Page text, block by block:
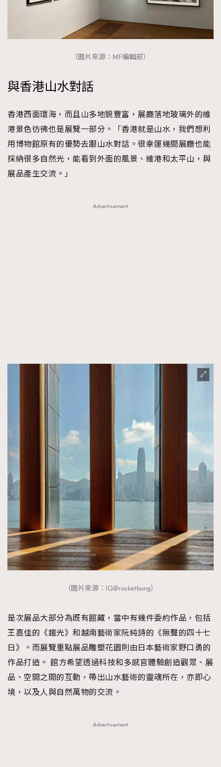
TRENDING
EmpowerF
FashionWeek
（圖片來源：MF編輯部）
與香港山水對話
香港西面環海，而且山多地貌豐富，展廳落地玻璃外的維
港景色彷彿也是展覽一部分。「香港就是山水，我們想利
用博物館原有的優勢去跟山水對話。很幸運幾間展廳也能
採納很多自然光，能看到外面的風景、維港和太平山，與
展品產生交流。」
Advertisement
（圖片來源：IG@rocketbong）
是次展品大部分為既有館藏，當中有幾件委約作品，包括
王嘉佳的《趨光》和越南藝術家阮純詩的《無聲的四十七
日》。而展覽重點展品雕塑花園則由日本藝術家野口勇的
作品打造。 館方希望透過科技和多感官體驗創造觀眾、展
品、空間之間的互動，帶出山水藝術的靈魂所在，亦即心
境，以及人與自然萬物的交流。
Advertisement